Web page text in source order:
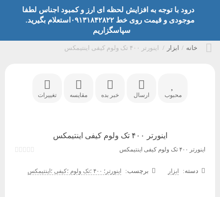
خانه / ابزار / اینورتر ۴۰۰ تک ولوم کیفی اینتیمکس
محبوب ارسال خبر بده مقایسه تغییرات
اینورتر ۴۰۰ تک ولوم کیفی اینتیمکس
اینورتر ۴۰۰ تک ولوم کیفی اینتیمکس
دسته: ابزار برچسب: اینورتر؛ ۴۰۰ ؛تک ولوم ؛کیفی ؛اینتیمکس
درود با توجه به افزایش لحظه ای ارز و کمبود اجناس لطفا
موجودی و قیمت روی خط ۰۹۱۳۱۸۴۲۸۲۲استعلام بگیرید.
سپاسگزاریم